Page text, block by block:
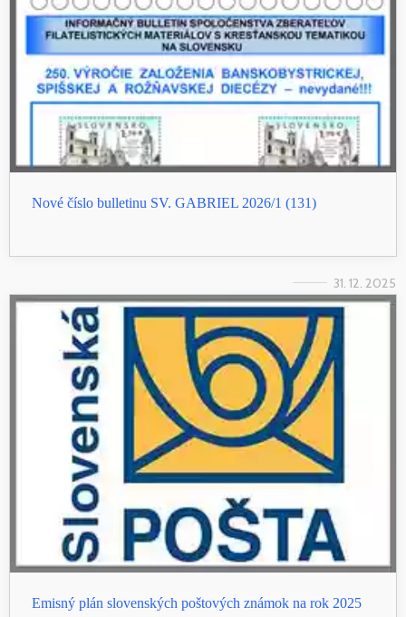
Nové číslo bulletinu SV. GABRIEL 2026/1 (131)
31. 12. 2025
Emisný plán slovenských poštových známok na rok 2025